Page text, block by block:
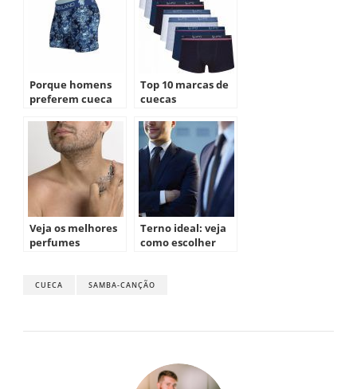
Porque homens
preferem cueca
Top 10 marcas de
cuecas
Veja os melhores
perfumes
Terno ideal: veja
como escolher
CUECA SAMBA-CANÇÃO